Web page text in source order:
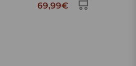
24,99€